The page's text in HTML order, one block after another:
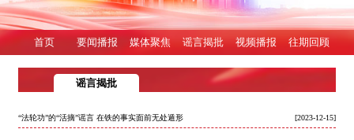
首页 要闻播报 媒体聚焦 谣言揭批 视频播报 往期回顾
谣言揭批
“法轮功”的“活摘”谣言 在铁的事实面前无处遁形 [2023-12-15]